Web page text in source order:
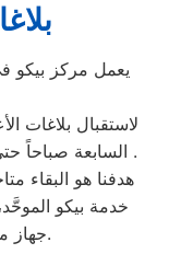
السابعة صباحاً حتى العاشرة مساءً بتوقيت قها في منطقة قها .
هدفنا هو البقاء
جهاز من جهزة بيكو في قها بحضرتكم.